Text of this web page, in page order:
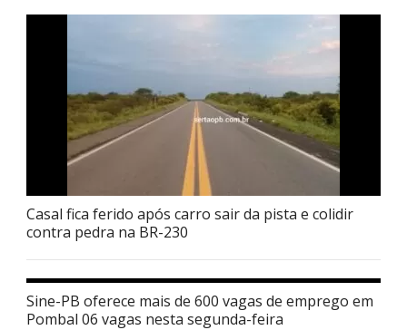
Casal fica ferido após carro sair da pista e colidir
contra pedra na BR-230
Sine-PB oferece mais de 600 vagas de emprego em
Pombal 06 vagas nesta segunda-feira